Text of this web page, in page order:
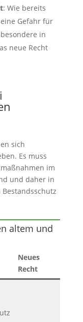
: Wie bereits
Gefahr für
in
neue Recht
sich
Es muss
im
und daher in
altem und
Neues
Recht